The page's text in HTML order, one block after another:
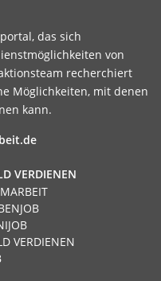
das sich
von
recherchiert
Möglichkeiten, mit denen
kann.
VERDIENEN
VERDIENEN